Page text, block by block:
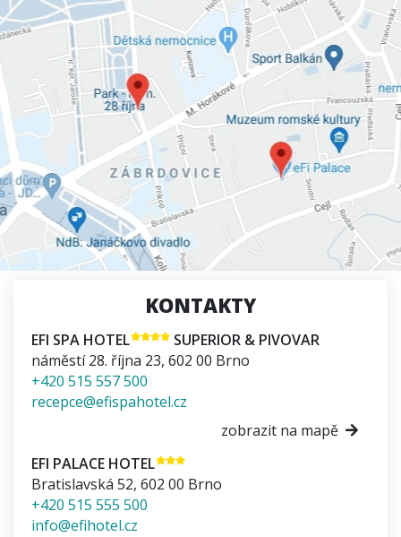
KONTAKTY
EFI SPA HOTEL
SUPERIOR & PIVOVAR
náměstí 28. října 23, 602 00 Brno
+420 515 557 500
recepce@efispahotel.cz
zobrazit na mapě
EFI PALACE HOTEL
Bratislavská 52, 602 00 Brno
+420 515 555 500
info@efihotel.cz